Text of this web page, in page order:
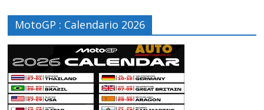
MotoGP : Calendario 2026